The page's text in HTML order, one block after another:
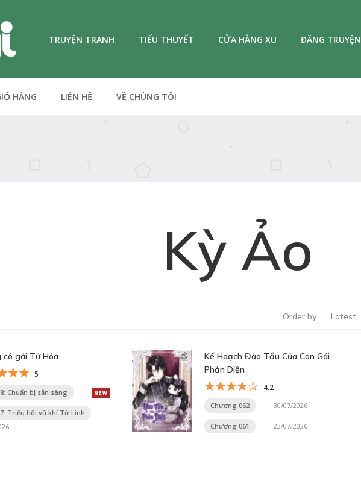
TRUYỆN TRANH TIỂU THUYẾT CỬA HÀNG XU ĐĂNG TRUYỆN
HÀNG LIÊN HỆ VỀ CHÚNG TÔI
Kỳ Ảo
Order by Latest
cô gái Tứ Hóa
5
Chuẩn bị sẵn sàng
Triệu hồi vũ khí Tứ Linh
Kế Hoạch Đào Tẩu Của Con Gái
Phản Diện
4.2
Chương 062 30/07/2026
Chương 061 23/07/2026